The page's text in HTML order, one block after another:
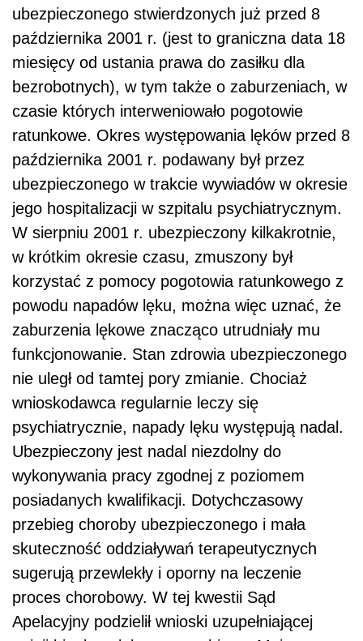
ubezpieczonego stwierdzonych już przed 8
października 2001 r. (jest to graniczna data 18
miesięcy od ustania prawa do zasiłku dla
bezrobotnych), w tym także o zaburzeniach, w
czasie których interwenio­wało pogotowie
ratunkowe. Okres występowania lęków przed 8
października 2001 r. podawany był przez
ubezpieczonego w trakcie wywiadów w okresie
jego hospitaliza­cji w szpitalu psychiatrycznym.
W sierpniu 2001 r. ubezpieczony kilkakrotnie,
w krót­kim okresie czasu, zmuszony był
korzystać z pomocy pogotowia ratunkowego z
po­wodu napadów lęku, można więc uznać, że
zaburzenia lękowe znacząco utrudniały mu
funkcjonowanie. Stan zdrowia ubezpieczonego
nie uległ od tamtej pory zmianie. Chociaż
wnioskodawca regularnie leczy się
psychiatrycznie, napady lęku występują nadal.
Ubezpieczony jest nadal niezdolny do
wykonywania pracy zgodnej z pozio­mem
posiadanych kwalifikacji. Dotychczasowy
przebieg choroby ubezpieczonego i mała
skuteczność oddziaływań terapeutycznych
sugerują przewlekły i oporny na le­czenie
proces chorobowy. W tej kwestii Sąd
Apelacyjny podzielił wnioski uzupełniającej